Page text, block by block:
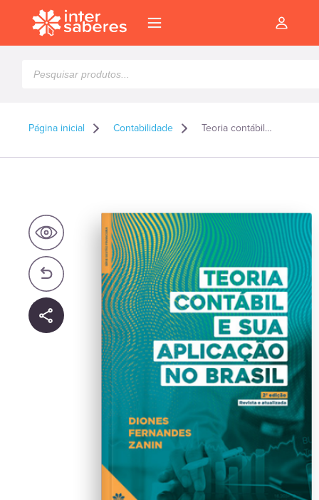
produtos
Página inicial Contabilidade Teoria contábil e sua aplicação no Brasil